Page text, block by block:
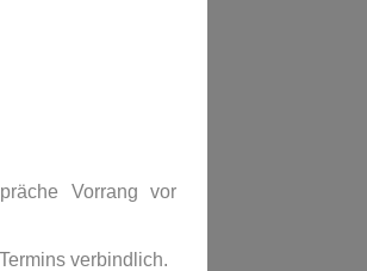
Vorrang vor
verbindlich.